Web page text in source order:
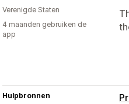
Verenigde Staten
4 maanden gebruiken de
app
Hulpbronnen